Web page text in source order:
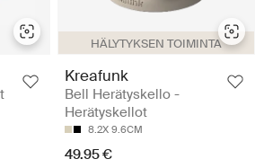
HÄLYTYKSEN TOIMINTA
Kreafunk
Bell Herätyskello -
Herätyskellot
8.2X 9.6CM
49.95 €